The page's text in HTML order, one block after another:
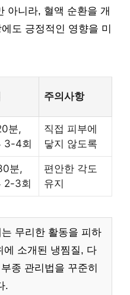
아니라, 혈액 순환을 개
도 긍정적인 영향을 미
주의사항
분,
3-4회
직접 피부에
닿지 않도록
분,
2-3회
편안한 각도
유지
무리한 활동을 피하
에 소개된 냉찜질, 다
종 관리법을 꾸준히
.